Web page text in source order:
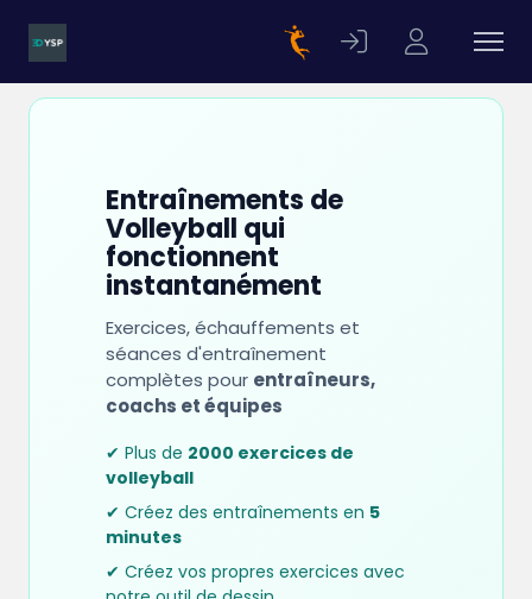
Entraînements de
Volleyball qui
fonctionnent
instantanément
Exercices, échauffements et
séances d'entraînement
complètes pour entraîneurs,
coachs et équipes
✔ Plus de 2000 exercices de
volleyball
✔ Créez des entraînements en 5
minutes
✔ Créez vos propres exercices avec